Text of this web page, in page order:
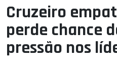
Cruzeiro
perde chance
pressão nos